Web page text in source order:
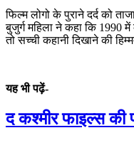
फिल्म लोगो के पुराने दर्द को
बुजुर्ग महिला ने कहा कि 1990
तो सच्ची कहानी दिखाने की
यह भी पढ़ें-
द कश्मीर फाइल्स की